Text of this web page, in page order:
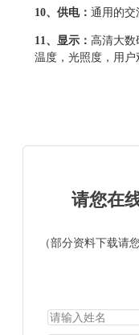
10、供电： 通用的交
11、显示： 高清大数
温度，光照度，用户
请您在
（部分资料下载请